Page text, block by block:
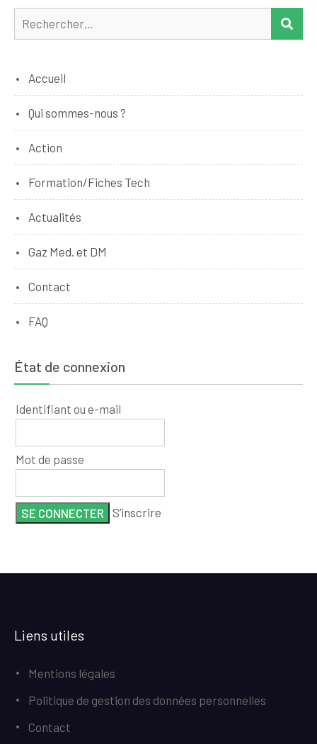
Rechercher :
Accueil
Qui sommes-nous ?
Action
Formation/Fiches Tech
Actualités
Gaz Med. et DM
Contact
FAQ
État de connexion
Identifiant ou e-mail
Mot de passe
S’inscrire
Liens utiles
Mentions légales
Politique de gestion des données personnelles
Contact